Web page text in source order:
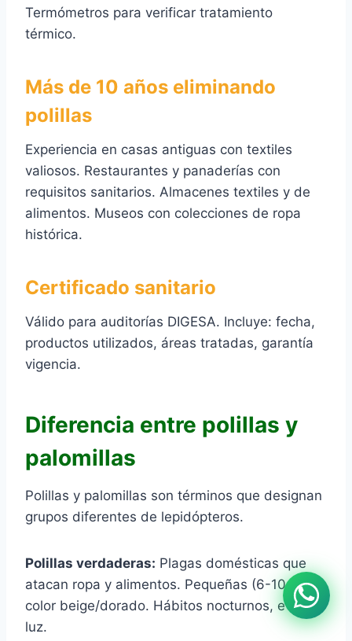
Termómetros para verificar tratamiento
térmico.
Más de 10 años eliminando
polillas
Experiencia en casas antiguas con textiles
valiosos. Restaurantes y panaderías con
requisitos sanitarios. Almacenes textiles y de
alimentos. Museos con colecciones de ropa
histórica.
Certificado sanitario
Válido para auditorías DIGESA. Incluye: fecha,
productos utilizados, áreas tratadas, garantía
vigencia.
Diferencia entre polillas y
palomillas
Polillas y palomillas son términos que designan
grupos diferentes de lepidópteros.
Polillas verdaderas: Plagas domésticas que
atacan ropa y alimentos. Pequeñas (6-10 mm),
color beige/dorado. Hábitos nocturnos, evitan
luz.